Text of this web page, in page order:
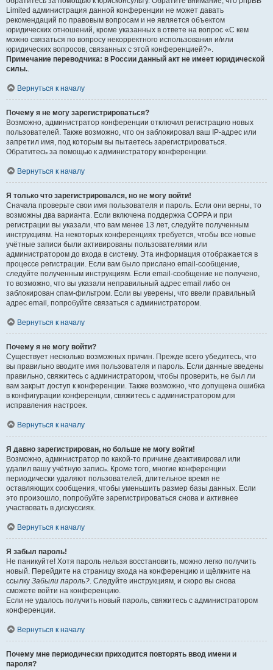
Limited администрация данной конференции не может давать
рекомендаций по правовым вопросам и не является объектом
юридических отношений, кроме указанных в ответе на вопрос «С кем
можно связаться по вопросу некорректного использования и/или
юридических вопросов, связанных с этой конференцией?».
Примечание переводчика: в России данный акт не имеет юридической
силы.
Вернуться к началу
Почему я не могу зарегистрироваться?
Возможно, администратор конференции отключил регистрацию новых
пользователей. Также возможно, что он заблокировал ваш IP-адрес или
запретил имя, под которым вы пытаетесь зарегистрироваться.
Обратитесь за помощью к администратору конференции.
Вернуться к началу
Я только что зарегистрировался, но не могу войти!
Сначала проверьте свои имя пользователя и пароль. Если они верны, то
возможны два варианта. Если включена поддержка COPPA и при
регистрации вы указали, что вам менее 13 лет, следуйте полученным
инструкциям. На некоторых конференциях требуется, чтобы все новые
учётные записи были активированы пользователями или
администратором до входа в систему. Эта информация отображается в
процессе регистрации. Если вам было прислано email-сообщение,
следуйте полученным инструкциям. Если email-сообщение не получено,
то возможно, что вы указали неправильный адрес email либо он
заблокирован спам-фильтром. Если вы уверены, что ввели правильный
адрес email, попробуйте связаться с администратором.
Вернуться к началу
Почему я не могу войти?
Существует несколько возможных причин. Прежде всего убедитесь, что
вы правильно вводите имя пользователя и пароль. Если данные введены
правильно, свяжитесь с администратором, чтобы проверить, не был ли
вам закрыт доступ к конференции. Также возможно, что допущена ошибка
в конфигурации конференции, свяжитесь с администратором для
исправления настроек.
Вернуться к началу
Я давно зарегистрирован, но больше не могу войти!
Возможно, администратор по какой-то причине деактивировал или
удалил вашу учётную запись. Кроме того, многие конференции
периодически удаляют пользователей, длительное время не
оставляющих сообщения, чтобы уменьшить размер базы данных. Если
это произошло, попробуйте зарегистрироваться снова и активнее
участвовать в дискуссиях.
Вернуться к началу
Я забыл пароль!
Не паникуйте! Хотя пароль нельзя восстановить, можно легко получить
новый. Перейдите на страницу входа на конференцию и щёлкните на
ссылку Забыли пароль? . Следуйте инструкциям, и скоро вы снова
сможете войти на конференцию.
Если не удалось получить новый пароль, свяжитесь с администратором
конференции.
Вернуться к началу
Почему мне периодически приходится повторять ввод имени и
пароля?